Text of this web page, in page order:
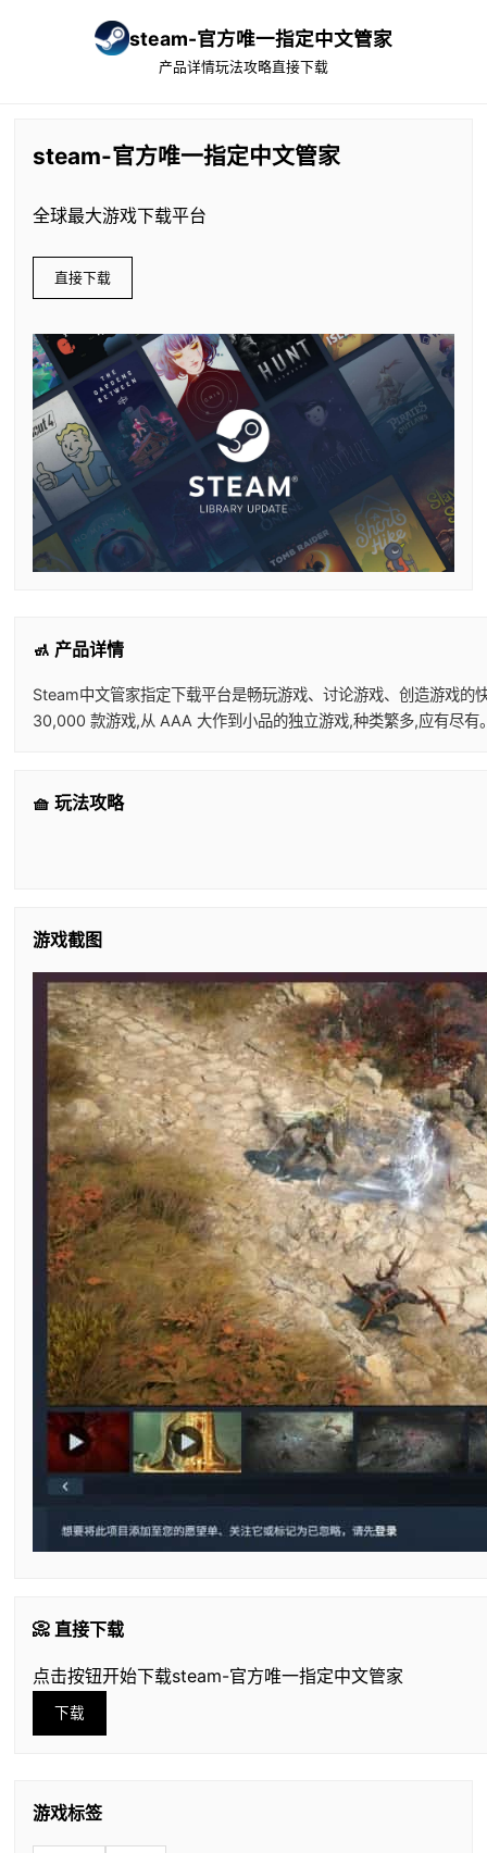
steam-官方唯一指定中文管家
产品详情玩法攻略直接下载
steam-官方唯一指定中文管家
全球最大游戏下载平台
直接下载
🚮 产品详情
Steam中文管家指定下载平台是畅玩游戏、讨论游戏、创造游戏
30,000 款游戏,从 AAA 大作到小品的独立游戏,种类繁多,应有尽有
🧺 玩法攻略
游戏截图
📀 直接下载
点击按钮开始下载steam-官方唯一指定中文管家
下载
游戏标签